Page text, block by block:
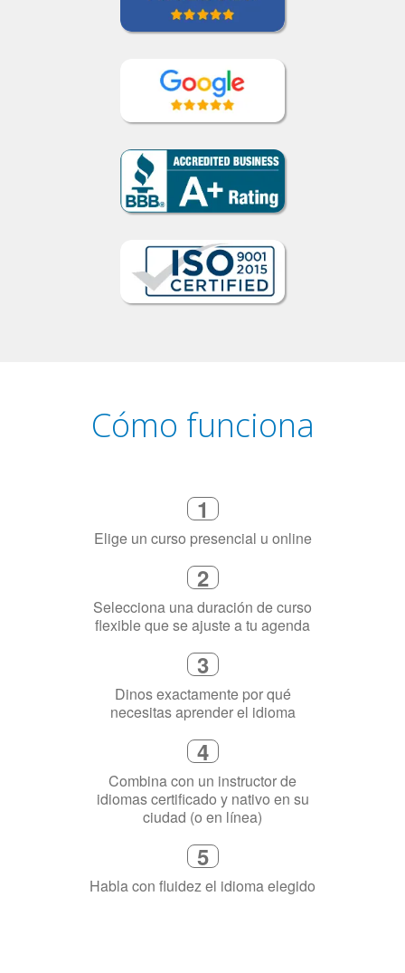
Cómo funciona
Elige un curso presencial u online
Selecciona una duración de curso
flexible que se ajuste a tu agenda
3
Dinos exactamente por qué
necesitas aprender el idioma
Combina con un instructor de
idiomas certificado y nativo en su
ciudad (o en línea)
Habla con fluidez el idioma elegido